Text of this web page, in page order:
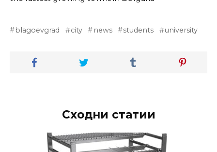
blagoevgrad city news students university
Сходни статии